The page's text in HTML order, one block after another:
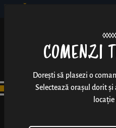
COMENZI
Dorești să plasezi o
Selectează orașul dorit
locație